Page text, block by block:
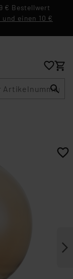
€ Bestellwert
einen 10 €